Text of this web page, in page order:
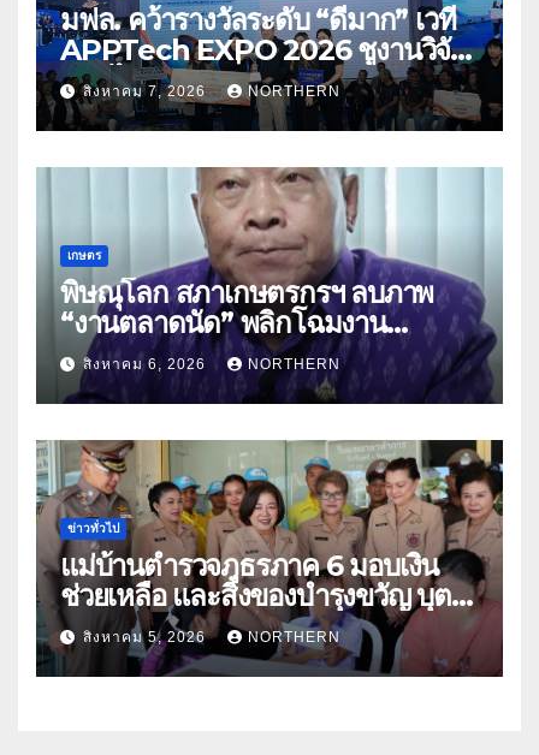
มฟล. คว้ารางวัลระดับ “ดีมาก” เวที
APPTech EXPO 2026 ชูงานวิจัย
สมุนไพร ขับเคลื่อนนวัตกรรมสู่เชิง
พาณิชย์
สิงหาคม 7, 2026 NORTHERN
เกษตร
พิษณุโลก สภาเกษตรกรฯ ลบภาพ
“งานตลาดนัด” พลิกโฉมงาน
“เกษตรรุ่งเรืองเมืองสองแคว 69” มุ่ง
ประโยชน์เกษตรกร ดึงนวัตกรรม-จับ
คู่ธุรกิจดันสินค้าเกษตรสู่สากล (คลิป)
สิงหาคม 6, 2026 NORTHERN
ข่าวทั่วไป
แม่บ้านตำรวจภูธรภาค 6 มอบเงิน
ช่วยเหลือ และสิ่งของบำรุงขวัญ บุตร-
ธิดา ข้าราชการตำรวจจังหวัด
อุทัยธานี
สิงหาคม 5, 2026 NORTHERN